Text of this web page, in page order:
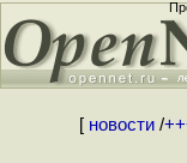
[ новости/